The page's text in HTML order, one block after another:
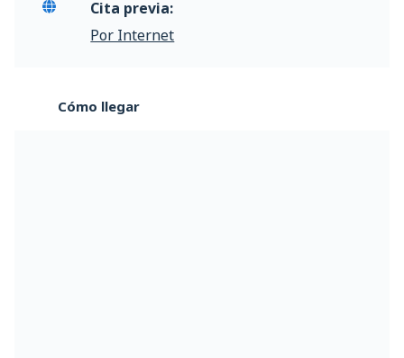
Cita previa:
Por Internet
Cómo llegar